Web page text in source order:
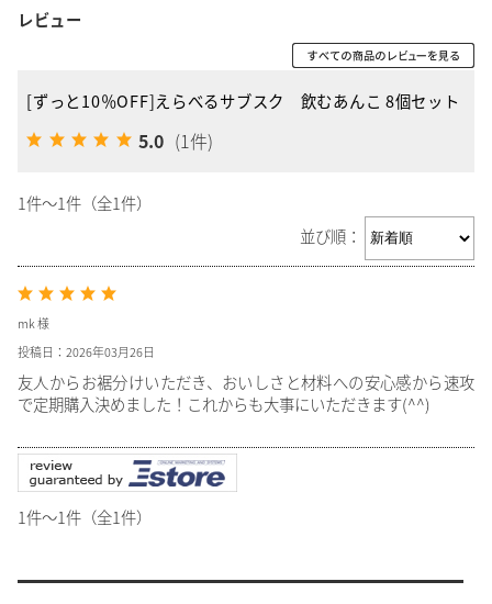
レビュー
[ずっと10％OFF]えらべるサブスク 飲むあんこ 8個セット
5.0 (1件)
1件～1件（全1件）
並び順：
mk 様
投稿日：2026年03月26日
友人からお裾分けいただき、おいしさと材料への安心感から速攻
で定期購入決めました！これからも大事にいただきます(^^)
1件～1件（全1件）